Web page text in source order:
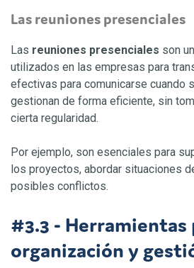
Las reuniones presenciales
Las reuniones presenciales son
utilizados en las empresas para
efectivas para comunicarse cuando
gestionan de forma eficiente, sin
cierta regularidad.
Por ejemplo, son esenciales para
los proyectos, abordar situaciones
posibles conflictos.
#3.3 - Herramientas
organización y